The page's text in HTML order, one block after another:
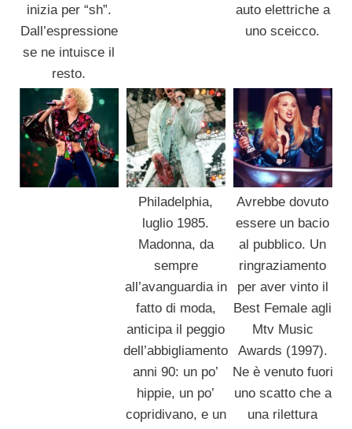
inizia per “sh”.
Dall’espressione
se ne intuisce il
resto.
auto elettriche a
uno sceicco.
Philadelphia,
luglio 1985.
Madonna, da
sempre
all’avanguardia in
fatto di moda,
anticipa il peggio
dell’abbigliamento
anni 90: un po’
hippie, un po’
copridivano, e un
Avrebbe dovuto
essere un bacio
al pubblico. Un
ringraziamento
per aver vinto il
Best Female agli
Mtv Music
Awards (1997).
Ne è venuto fuori
uno scatto che a
una rilettura